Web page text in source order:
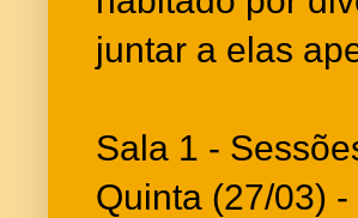
juntar a elas
Sala 1 -
Quinta (27/03)